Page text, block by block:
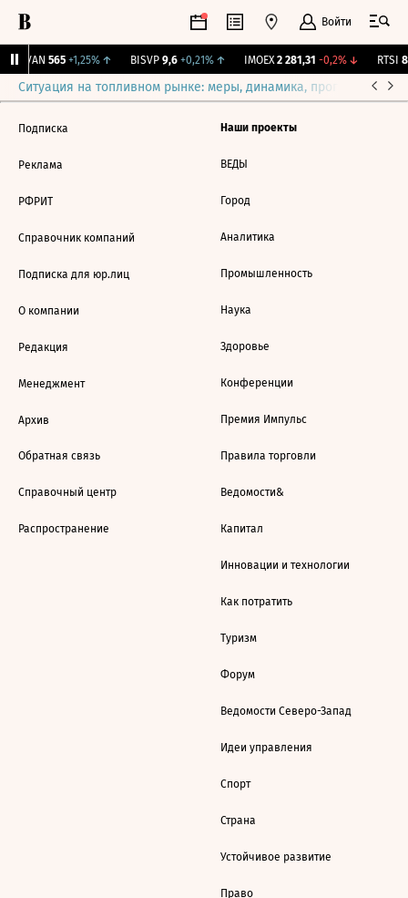
Войти
AVAN 565 +1,25%↑ BISVP 9,6 +0,21%↑ IMOEX 2 281,31 -0,2%↓ RTSI
Ситуация на топливном рынке: меры, динамика, прогнозы
Подписка
Реклама
РФРИТ
Справочник компаний
Подписка для юр.лиц
О компании
Редакция
Менеджмент
Архив
Обратная связь
Справочный центр
Распространение
Наши проекты
ВЕДЫ
Город
Аналитика
Промышленность
Наука
Здоровье
Конференции
Премия Импульс
Правила торговли
Ведомости&
Капитал
Инновации и технологии
Как потратить
Туризм
Форум
Ведомости Северо-Запад
Идеи управления
Спорт
Страна
Устойчивое развитие
Право